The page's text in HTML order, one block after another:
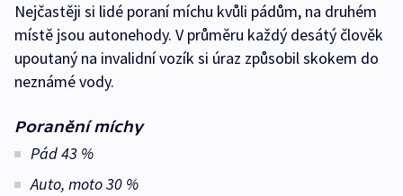
Nejčastěji si lidé poraní míchu kvůli pádům, na druhém
místě jsou autonehody. V průměru každý desátý člověk
upoutaný na invalidní vozík si úraz způsobil skokem do
neznámé vody.
Poranění míchy
Pád 43 %
Auto, moto 30 %